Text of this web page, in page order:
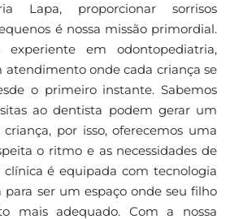
Lapa, proporcionar sorrisos
é nossa missão primordial.
em odontopediatria,
atendimento onde cada criança se
o primeiro instante. Sabemos
ao dentista podem gerar um
por isso, oferecemos uma
o ritmo e as necessidades de
clínica é equipada com tecnologia
ser um espaço onde seu filho
mais adequado. Com a nossa